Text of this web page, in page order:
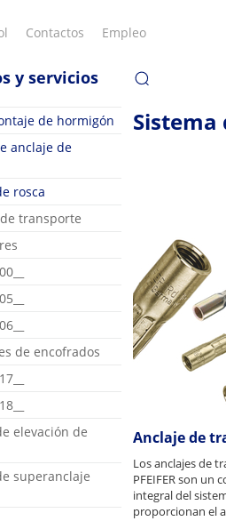
Contactos Empleo
y servicios
de hormigón
anclaje de
rosca
transporte
de encofrados
elevación de
superanclaje
Sistema
Anclaje de
Los anclajes de
PFEIFER son un
integral del
proporcionan el